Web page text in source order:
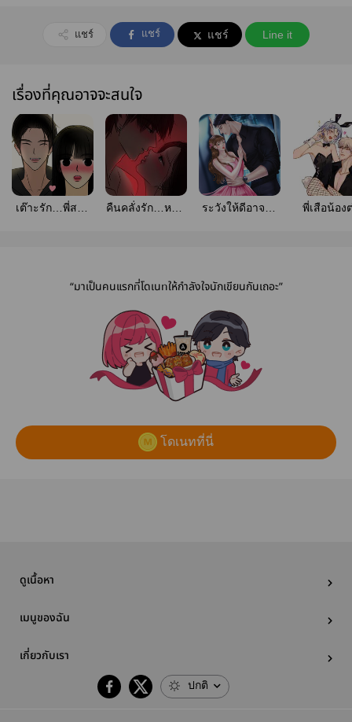
แชร์ แชร์ แชร์ Line it
เรื่องที่คุณอาจจะสนใจ
เต๊าะรัก…พี่สาว
คืนคลั่งรัก…หนุ่ม
ระวังให้ดีอาจใช้
พี่เสือน้อง
“มาเป็นคนแรกที่โดเนทให้กำลังใจนักเขียนกันเถอะ”
โดเนทที่นี่
ดูเนื้อหา
เมนูของฉัน
เกี่ยวกับเรา
ปกติ